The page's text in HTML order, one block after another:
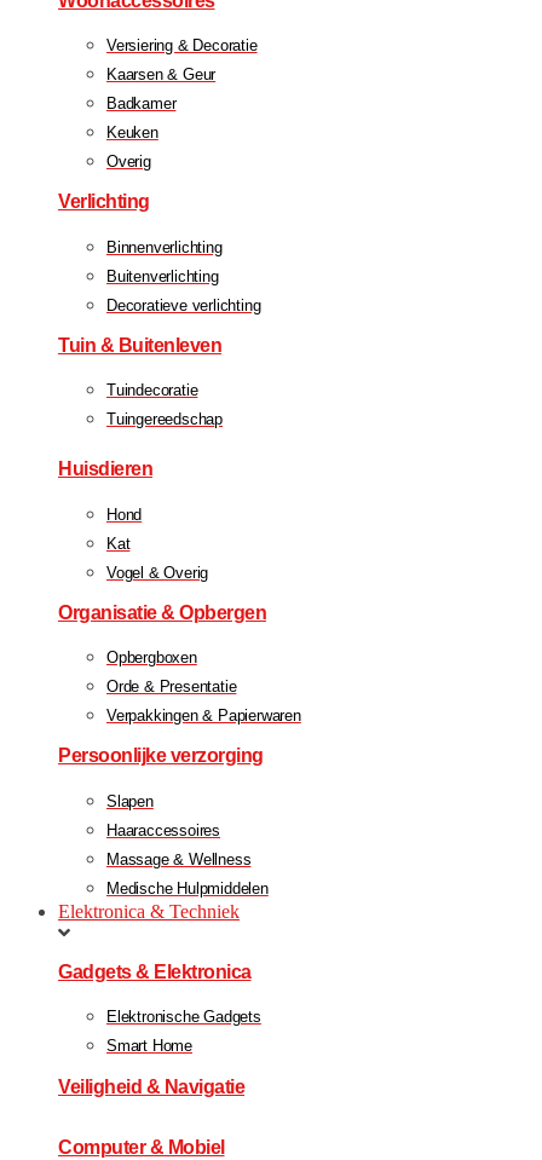
Versiering & Decoratie
Kaarsen & Geur
Badkamer
Keuken
Overig
Verlichting
Binnenverlichting
Buitenverlichting
Decoratieve verlichting
Tuin & Buitenleven
Tuindecoratie
Tuingereedschap
Huisdieren
Hond
Kat
Vogel & Overig
Organisatie & Opbergen
Opbergboxen
Orde & Presentatie
Verpakkingen & Papierwaren
Persoonlijke verzorging
Slapen
Haaraccessoires
Massage & Wellness
Medische Hulpmiddelen
Elektronica & Techniek
Gadgets & Elektronica
Elektronische Gadgets
Smart Home
Veiligheid & Navigatie
Computer & Mobiel